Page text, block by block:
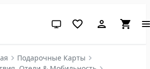
Системная тема (нажмите
Подарочные Карты